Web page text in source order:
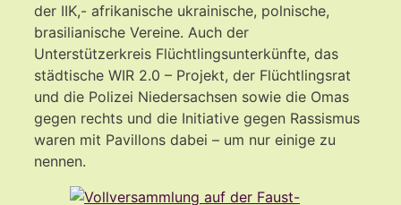
der IIK,- afrikanische ukrainische, polnische,
brasilianische Vereine. Auch der
Unterstützerkreis Flüchtlingsunterkünfte, das
städtische WIR 2.0 – Projekt, der Flüchtlingsrat
und die Polizei Niedersachsen sowie die Omas
gegen rechts und die Initiative gegen Rassismus
waren mit Pavillons dabei – um nur einige zu
nennen.